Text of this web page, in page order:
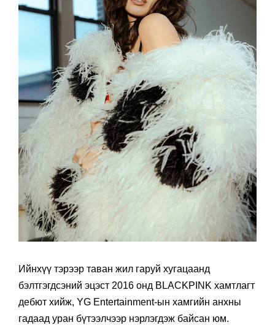
Ийнхүү тэрээр таван жил гаруй хугацаанд
бэлтгэгдсэний эцэст 2016 онд BLACKPINK хамтлагт
дебют хийж, YG Entertainment-ын хамгийн анхны
гадаад уран бүтээлчээр нэрлэгдэж байсан юм.